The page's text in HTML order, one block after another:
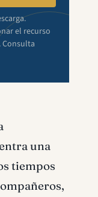
el recurso
Consulta
una
tiempos